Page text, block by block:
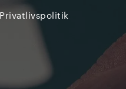
Privatlivspolitik